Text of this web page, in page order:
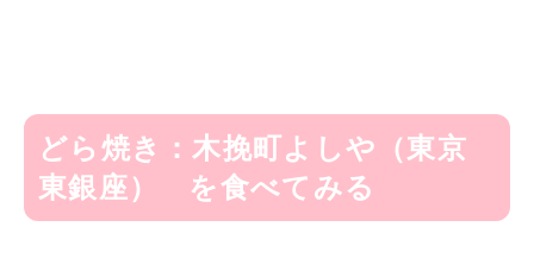
どら焼き：木挽町よしや（東京
東銀座） を食べてみる